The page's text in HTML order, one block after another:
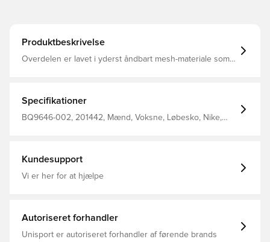
Produktbeskrivelse
Overdelen er lavet i yderst åndbart mesh-materiale som
enheden på forfoden er dobbelt så stor end tidligere
versioner, og det øger eksplosiviteten ved hvert trin Nike
Air Zoom Pegasus 37 er også en glimrende hverdagssko.
Specifikationer
BQ9646-002, 201442, Mænd, Voksne, Løbesko, Nike,
Kundesupport
Vi er her for at hjælpe
Autoriseret forhandler
Unisport er autoriseret forhandler af førende brands